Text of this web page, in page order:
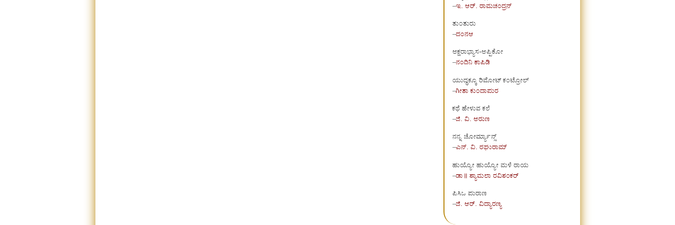
–ಇ. ಆರ್. ರಾಮಚಂದ್ರನ್
ತುಂತುರು
–ದಂನಆ
ಅಕ್ಷರಾಭ್ಯಾಸ-ಅಪ್ಪಿಕೋ
–ನಂದಿನಿ ಕಾಪಿಡಿ
ಯುದ್ಧಕ್ಕೂ ರಿಮೋಟ್ ಕಂಟ್ರೋಲ್
–ಗೀತಾ ಕುಂದಾಪುರ
ಕಥೆ ಹೇಳುವ ಕಲೆ
–ಜಿ. ವಿ. ಅರುಣ
ನನ್ನ ಚೋರ್ಮ್ಯಾನ್ಸ್
–ಎನ್. ವಿ. ರಘುರಾಮ್
ಹುಯ್ಯೋ ಹುಯ್ಯೋ ಮಳೆ ರಾಯ
–ಡಾ॥ ಶ್ಯಾಮಲಾ ರವಿಶಂಕರ್
ಪಿಸಿಒ ಪುರಾಣ
–ಜಿ. ಆರ್. ವಿದ್ಯಾರಣ್ಯ